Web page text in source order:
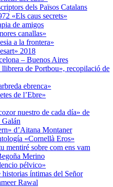
dels Països Catalans
«Els caus secrets»
de amigos
canallas»
a la frontera»
2018
– Buenos Aires
de Portbou», recopilació de
ebrenca»
de l’Ebre»
nuestro de cada día» de
d’Aitana Montaner
«Cornellà Eros»
mentiré sobre com ens vam
Merino
pélvico»
íntimas del Señor
Rawal